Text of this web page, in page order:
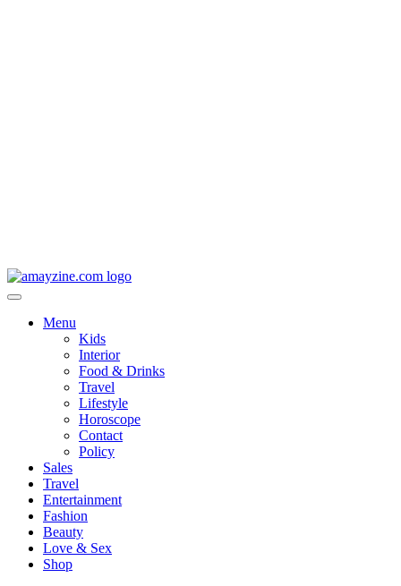
Menu
Kids
Interior
Food & Drinks
Travel
Lifestyle
Horoscope
Contact
Policy
Sales
Travel
Entertainment
Fashion
Beauty
Love & Sex
Shop